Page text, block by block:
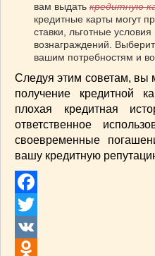
вам выдать кредитную
кредитные карты могут
ставки, льготные
вознаграждений.
вашим потребностям и
Следуя этим советам, вы
получение кредитной
плохая кредитная
ответственное
своевременные
вашу кредитную
Facebook
Twitter
VK